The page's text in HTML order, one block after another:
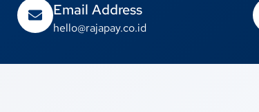
Email Address
hello@rajapay.co.id